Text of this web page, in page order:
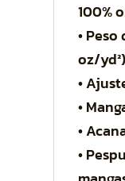
100%
•
oz/yd²)
•
•
•
•